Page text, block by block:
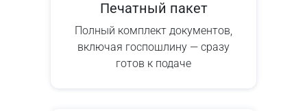
Печатный пакет
Полный комплект документов,
включая госпошлину — сразу
готов к подаче